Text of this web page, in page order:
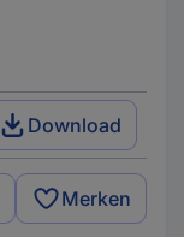
Download
Merken